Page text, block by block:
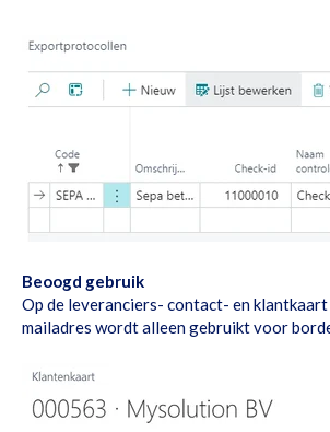
Beoogd gebruik
Op de leveranciers- contact- en
mailadres wordt alleen gebruikt voor